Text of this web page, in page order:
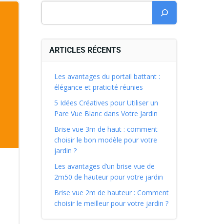
ARTICLES RÉCENTS
Les avantages du portail battant :
élégance et praticité réunies
5 Idées Créatives pour Utiliser un
Pare Vue Blanc dans Votre Jardin
Brise vue 3m de haut : comment
choisir le bon modèle pour votre
jardin ?
Les avantages d’un brise vue de
2m50 de hauteur pour votre jardin
Brise vue 2m de hauteur : Comment
choisir le meilleur pour votre jardin ?